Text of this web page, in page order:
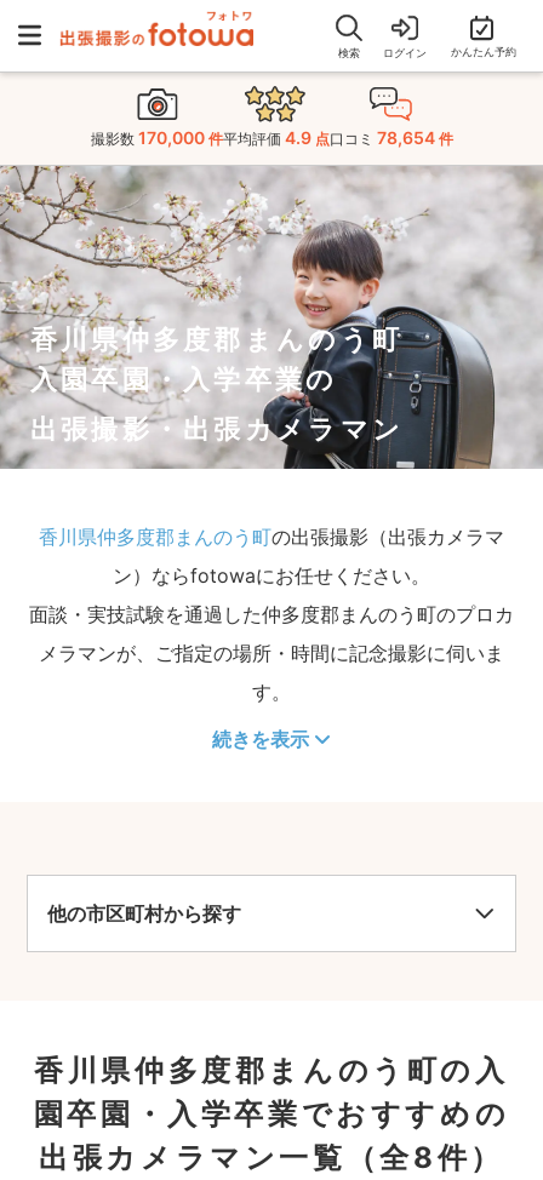
検索 ログイン かんたん予約
撮影数 170,000 件平均評価 4.9 点口コミ 78,654 件
香川県仲多度郡まんのう町
入園卒園・入学卒業の
出張撮影・出張カメラマン
香川県仲多度郡まんのう町の出張撮影（出張カメラマ
ン）ならfotowaにお任せください。
面談・実技試験を通過した仲多度郡まんのう町のプロカ
メラマンが、ご指定の場所・時間に記念撮影に伺いま
す。
続きを表示
他の市区町村から探す
香川県仲多度郡まんのう町の入
園卒園・入学卒業でおすすめの
出張カメラマン一覧
（全8件）